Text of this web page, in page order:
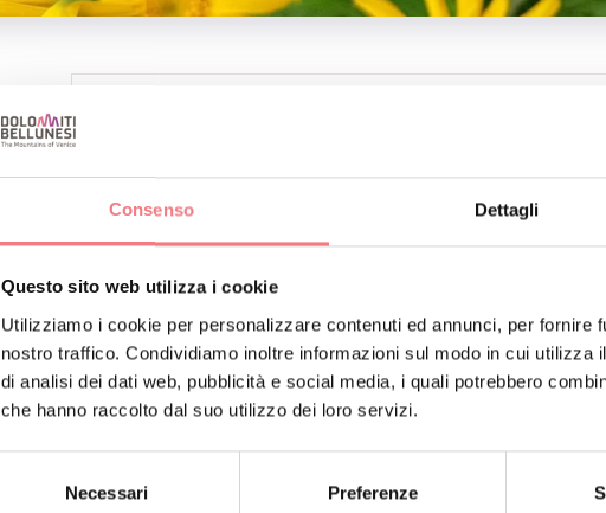
Consenso Dettagli
Questo sito web utilizza i cookie
Utilizziamo i cookie per personalizzare contenuti ed annunci, per fornire
nostro traffico. Condividiamo inoltre informazioni sul modo in cui
di analisi dei dati web, pubblicità e social media, i quali potrebbero
che hanno raccolto dal suo utilizzo dei loro servizi.
Necessari Preferenze
+393357294905 info@albergodiffusofaller.it
http://www.albergodiffusofaller.it
PRENOTA RICHIEDI